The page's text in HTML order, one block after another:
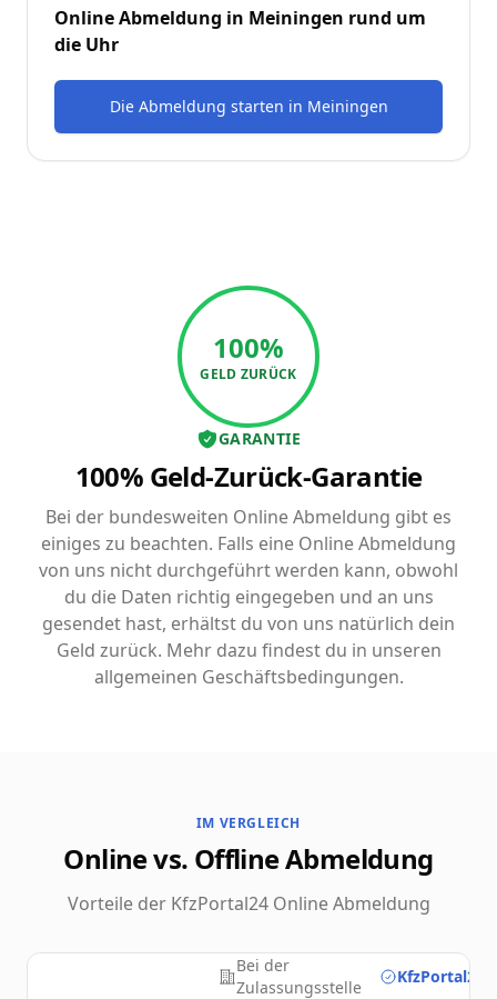
Online Abmeldung in Meiningen rund um
die Uhr
Die Abmeldung starten in Meiningen
100%
GELD ZURÜCK
GARANTIE
100% Geld-Zurück-Garantie
Bei der bundesweiten Online Abmeldung gibt es
einiges zu beachten. Falls eine Online Abmeldung
von uns nicht durchgeführt werden kann, obwohl
du die Daten richtig eingegeben und an uns
gesendet hast, erhältst du von uns natürlich dein
Geld zurück. Mehr dazu findest du in unseren
allgemeinen Geschäftsbedingungen.
IM VERGLEICH
Online vs. Offline Abmeldung
Vorteile der KfzPortal24 Online Abmeldung
Bei der
Zulassungsstelle